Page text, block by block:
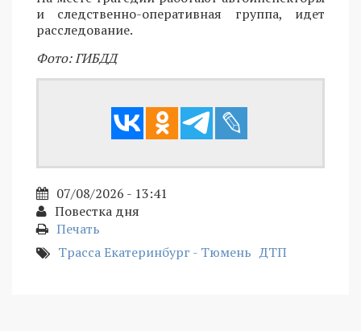
и следственно-оперативная группа, идет
расследование.
Фото: ГИБДД
07/08/2026 - 13:41
Повестка дня
Печать
Трасса Екатеринбург - Тюмень ДТП